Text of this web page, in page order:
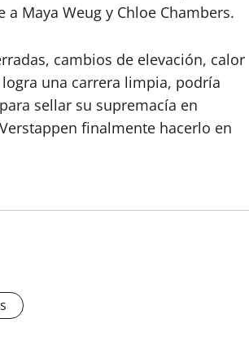
Maya Weug y Chloe Chambers.
cambios de elevación, calor
una carrera limpia, podría
sellar su supremacía en
finalmente hacerlo en